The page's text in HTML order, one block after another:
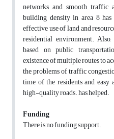
networks and smooth traffic
building density in area 8
effective use of land and
residential environment.
based on public
existence of multiple routes to
the problems of traffic
time of the residents and easy
high-quality roads. has helped.
Funding
There is no funding support.